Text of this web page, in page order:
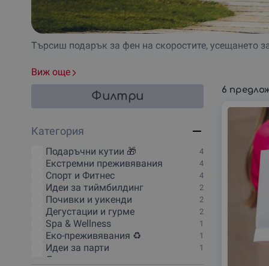
Търсиш подарък за фен на скоростите, усещането
Подари
В нашата специални подбрана селекция ще
ваучер подарък за картинг писта
каране на картинг с приятели или самостоятелно
картинг училище за начинаещи или истински
предложения за мъже и жени
картинг приключения и за по-малките
Поднеси най-якия подарък на приятел или пък се
Виж още
Филтри
Категория
Подаръчни кутии 🎁 4
Екстремни преживявания 4
Спорт и Фитнес 4
Идеи за тиймбилдинг 2
Почивки и уикенди 2
Дегустации и гурме 2
Spa & Wellness 1
Еко-преживявания ♻️ 1
Идеи за парти 1
Личностно развитие
6